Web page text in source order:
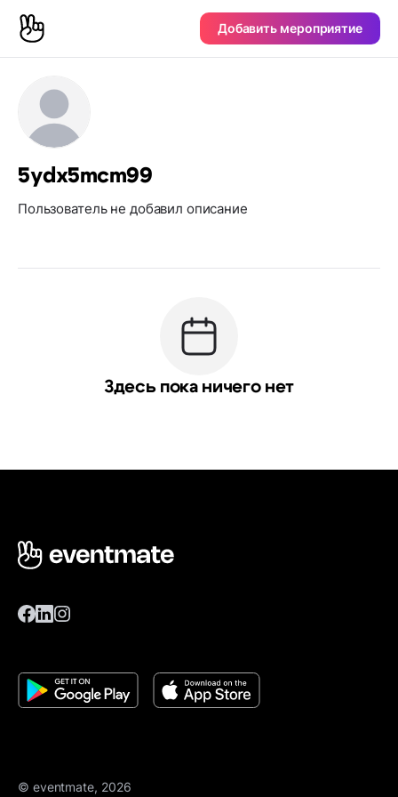
Добавить мероприятие
5ydx5mcm99
Пользователь не добавил описание
Здесь пока ничего нет
© eventmate, 2026